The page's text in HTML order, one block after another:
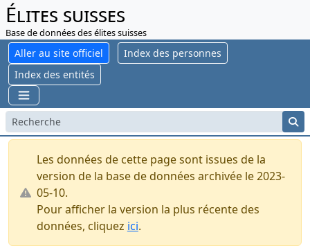
Élites suisses
Base de données des élites suisses
Aller au site officiel
Index des personnes
Index des entités
Les données de cette page sont issues de la
version de la base de données archivée le 2023-
05-10.
Pour afficher la version la plus récente des
données, cliquez ici.